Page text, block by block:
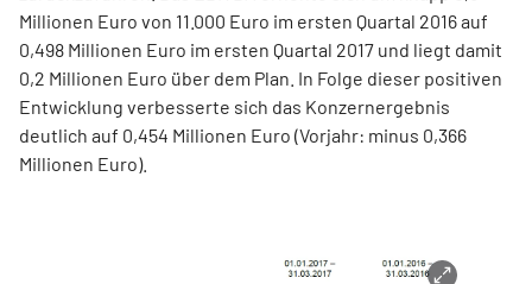
Millionen Euro von 11.000 Euro im ersten Quartal 2016 auf
0,498 Millionen Euro im ersten Quartal 2017 und liegt damit
0,2 Millionen Euro über dem Plan. In Folge dieser positiven
Entwicklung verbesserte sich das Konzernergebnis
deutlich auf 0,454 Millionen Euro (Vorjahr: minus 0,366
Millionen Euro).